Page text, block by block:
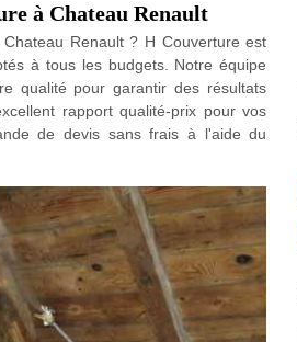
à Chateau Renault
Renault ? H Couverture est
à tous les budgets. Notre équipe
qualité pour garantir des résultats
rapport qualité-prix pour vos
de devis sans frais à l'aide du